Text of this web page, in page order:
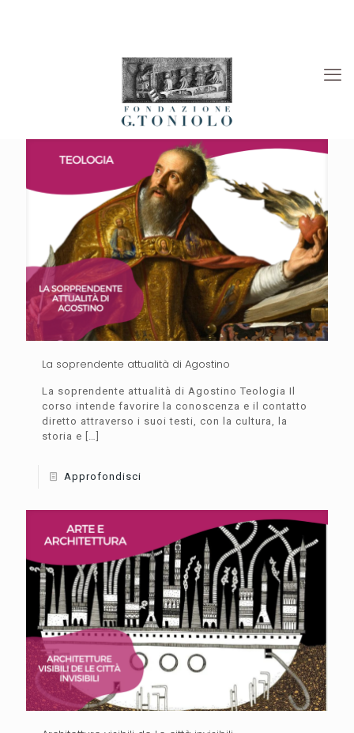
La soprendente attualità di Agostino
La soprendente attualità di Agostino Teologia Il
corso intende favorire la conoscenza e il contatto
diretto attraverso i suoi testi, con la cultura, la
storia e […]
Approfondisci